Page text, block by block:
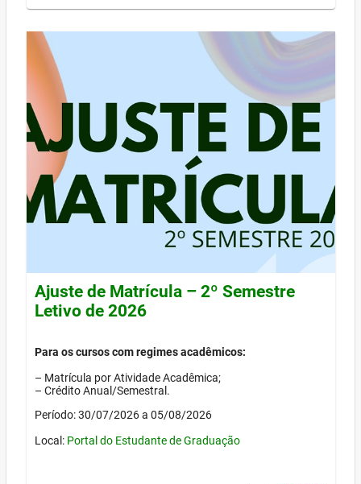
Ajuste de Matrícula – 2º Semestre
Letivo de 2026
Para os cursos com regimes acadêmicos:
– Matrícula por Atividade Acadêmica;
– Crédito Anual/Semestral.
Período: 30/07/2026 a 05/08/2026
Local: Portal do Estudante de Graduação